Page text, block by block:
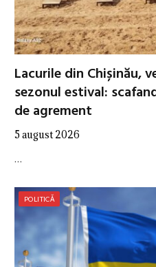
Lacurile din Chișinău,
sezonul estival:
de agrement
5 august 2026
…
POLITICĂ